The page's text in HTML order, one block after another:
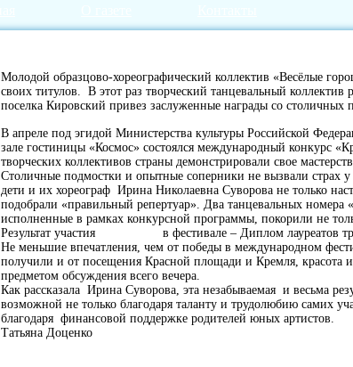
Молодой образцово-хореографический коллектив «Весёлые
своих титулов. В этот раз творческий танцевальный коллектив
поселка Кировский привез заслуженные награды со столичных
В апреле под эгидой Министерства культуры Российской
зале гостиницы «Космос» состоялся международный конкурс
творческих коллективов страны демонстрировали свое
Столичные подмостки и опытные соперники не вызвали страх у
дети и их хореограф Ирина Николаевна Суворова не только
подобрали «правильный репертуар». Два танцевальных номера
исполненные в рамках конкурсной программы, покорили не
Результат участия в фестивале – Диплом лауреатов
Не меньшие впечатления, чем от победы в международном
получили и от посещения Красной площади и Кремля, красота и
предметом обсуждения всего вечера.
Как рассказала Ирина Суворова, эта незабываемая и весьма
возможной не только благодаря таланту и трудолюбию самих
благодаря финансовой поддержке родителей юных артистов.
Татьяна Доценко